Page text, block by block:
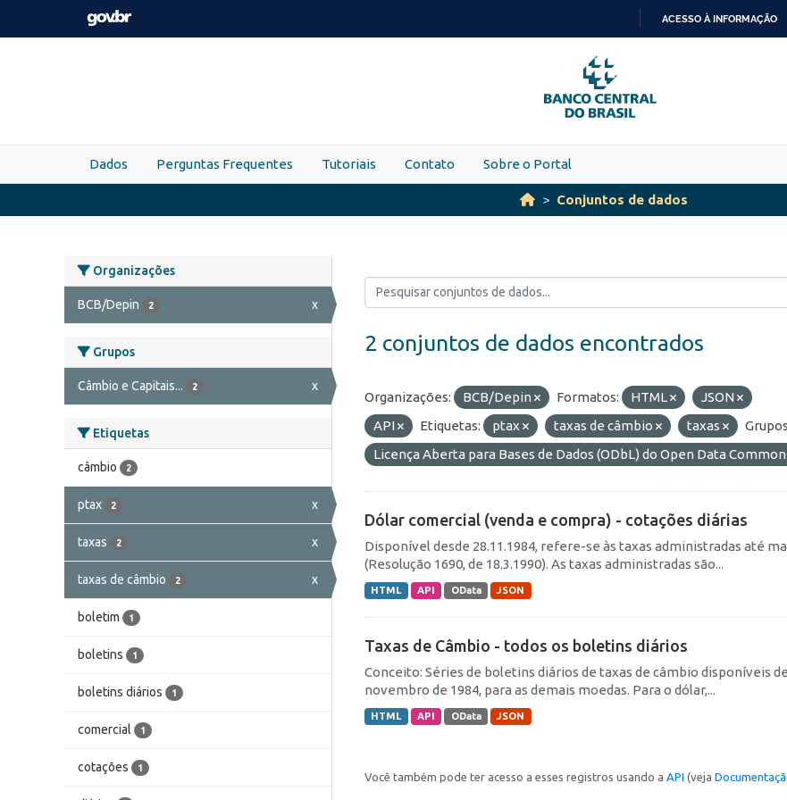
Skip to main content
PARA
O
CONTEÚDO
ACESSO À INFORMAÇÃO
Dados Perguntas Frequentes Tutoriais Contato Sobre o Portal
Conjuntos de dados
Organizações
BCB/Depin 2 x
Grupos
Câmbio e Capitais... 2 x
Etiquetas
câmbio 2
ptax 2 x
taxas 2 x
taxas de câmbio 2 x
boletim 1
boletins 1
boletins diários 1
comercial 1
cotações 1
2 conjuntos de dados encontrados
Organizações: BCB/Depin Formatos: HTML
JSON
API
Etiquetas: ptax taxas de câmbio taxas
Licença Aberta para Bases de Dados (ODbL) do Open Data
Dólar comercial (venda e compra) - cotações diárias
Disponível desde 28.11.1984, refere-se às taxas administradas até
(Resolução 1690, de 18.3.1990). As taxas administradas são...
HTML API OData JSON
Taxas de Câmbio - todos os boletins diários
Conceito: Séries de boletins diários de taxas de câmbio disponíveis
novembro de 1984, para as demais moedas. Para o dólar,...
HTML API OData JSON
Você também pode ter acesso a esses registros usando a API (veja